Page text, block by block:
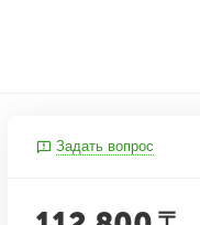
Задать вопрос